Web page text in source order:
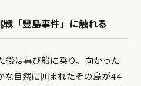
「豊島事件」に触れる
後は再び船に乗り、向かった
な自然に囲まれたその島が44